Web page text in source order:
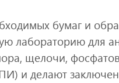
бумаг и
лабораторию для
щелочи,
и делают